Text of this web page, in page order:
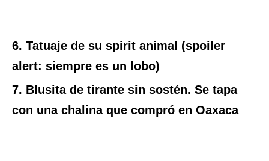
6. Tatuaje de su spirit animal (spoiler
alert: siempre es un lobo)
7. Blusita de tirante sin sostén. Se tapa
con una chalina que compró en Oaxaca